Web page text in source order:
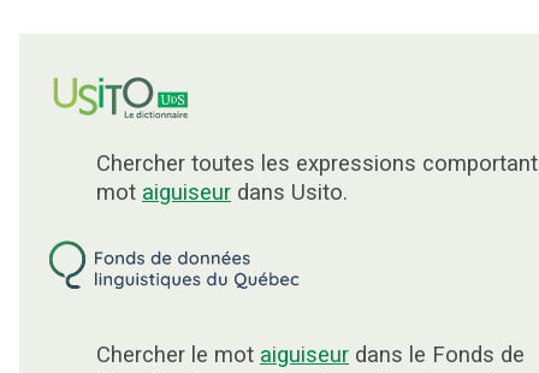
Chercher toutes les expressions
mot aiguiseur dans Usito.
Chercher le mot aiguiseur dans le Fonds de